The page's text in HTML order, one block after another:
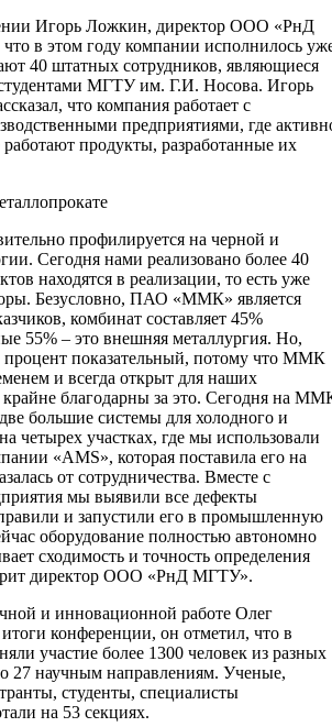
Игорь Ложкин, директор ООО «РнД
в этом году компании исполнилось
40 штатных сотрудников, являющиеся
МГТУ им. Г.И. Носова. Игорь
что компания работает с
предприятиями, где
продукты, разработанные их
профилируется на черной и
Сегодня нами реализовано более 40
находятся в реализации, то есть уже
Безусловно, ПАО «ММК» является
комбинат составляет 45%
55% – это внешняя металлургия. Но,
процент показательный, потому что ММК
и всегда открыт для наших
благодарны за это. Сегодня на
большие системы для холодного и
четырех участках, где мы использовали
«АМS», которая поставила его на
от сотрудничества. Вместе с
мы выявили все дефекты
и запустили его в промышленную
оборудование полностью автономно
сходимость и точность определения
директор ООО «РнД МГТУ».
и инновационной работе Олег
конференции, он отметил, что в
участие более 1300 человек из разных
27 научным направлениям. Ученые,
студенты, специалисты
на 53 секциях.